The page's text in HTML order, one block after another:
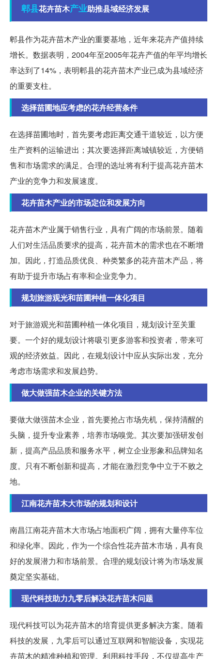
郫县花卉苗木产业助推县域经济发展
郫县作为花卉苗木产业的重要基地，近年来花卉产值持续
增长。数据表明，2004年至2005年花卉产值的年平均增长
率达到了14%，表明郫县的花卉苗木产业已成为县域经济
的重要支柱。
选择苗圃地应考虑的花卉经营条件
在选择苗圃地时，首先要考虑距离交通干道较近，以方便
生产资料的运输进出；其次要选择距离城镇较近，方便销
售和市场需求的满足。合理的选址将有利于提高花卉苗木
产业的竞争力和发展速度。
花卉苗木产业的市场定位和发展方向
花卉苗木产业属于销售行业，具有广阔的市场前景。随着
人们对生活品质要求的提高，花卉苗木的需求也在不断增
加。因此，打造品质优良、种类繁多的花卉苗木产品，将
有助于提升市场占有率和企业竞争力。
规划旅游观光和苗圃种植一体化项目
对于旅游观光和苗圃种植一体化项目，规划设计至关重
要。一个好的规划设计将吸引更多游客和投资者，带来可
观的经济效益。因此，在规划设计中应从实际出发，充分
考虑市场需求和发展趋势。
做大做强苗木企业的关键方法
要做大做强苗木企业，首先要抢占市场先机，保持清醒的
头脑，提升专业素养，培养市场嗅觉。其次要加强研发创
新，提高产品品质和服务水平，树立企业形象和品牌知名
度。只有不断创新和提高，才能在激烈竞争中立于不败之
地。
江南花卉苗木大市场的规划和设计
南昌江南花卉苗木大市场占地面积广阔，拥有大量停车位
和绿化率。因此，作为一个综合性花卉苗木市场，具有良
好的发展潜力和市场前景。合理的规划设计将为市场发展
奠定坚实基础。
现代科技助力九零后解决花卉苗木问题
现代科技可以为花卉苗木的培育提供更多解决方案。随着
科技的发展，九零后可以通过互联网和智能设备，实现花
卉苗木的精准种植和管理。利用科技手段，不仅提高生产